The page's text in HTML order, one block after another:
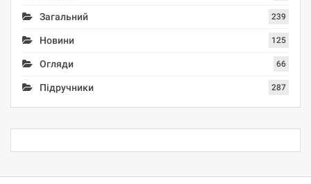
Загальний 239
Новини 125
Огляди 66
Підручники 287